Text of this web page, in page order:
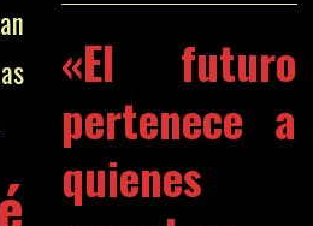
«El futuro
pertenece a
quienes